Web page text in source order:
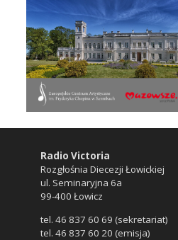
Radio Victoria
Rozgłośnia Diecezji Łowickiej
ul. Seminaryjna 6a
99-400 Łowicz
tel. 46 837 60 69 (sekretariat)
tel. 46 837 60 20 (emisja)